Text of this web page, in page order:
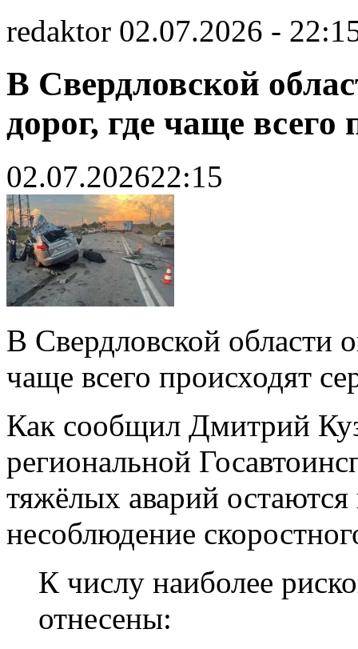
redaktor 02.07.2026 -
В Свердловской
дорог, где чаще
02.07.202622:15
В Свердловской области
чаще всего происходят
Как сообщил Дмитрий
региональной
тяжёлых аварий
несоблюдение
К числу наиболее
отнесены: